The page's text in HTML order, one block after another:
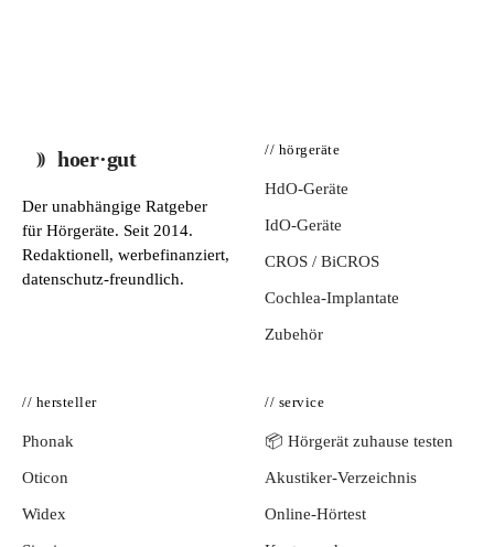
hoer·gut
Der unabhängige Ratgeber
für Hörgeräte. Seit 2014.
Redaktionell, werbefinanziert,
datenschutz-freundlich.
// hörgeräte
HdO-Geräte
IdO-Geräte
CROS / BiCROS
Cochlea-Implantate
Zubehör
// hersteller
Phonak
Oticon
Widex
// service
📦 Hörgerät zuhause testen
Akustiker-Verzeichnis
Online-Hörtest